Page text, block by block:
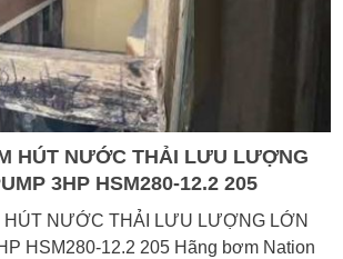
HÚT NƯỚC THẢI LƯU LƯỢNG
3HP HSM280-12.2 205
HÚT NƯỚC THẢI LƯU LƯỢNG LỚN
HSM280-12.2 205 Hãng bơm Nation